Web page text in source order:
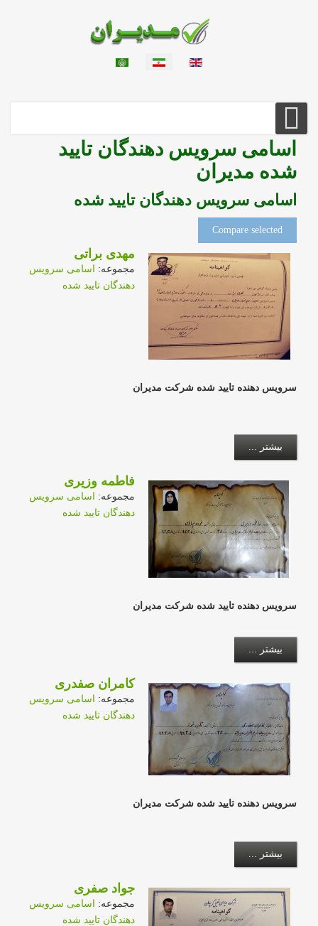
اسامی سرویس دهندگان تایید
شده مدیران
اسامی سرویس دهندگان تایید شده
Compare selected
مهدی براتی
مجموعه:
اسامی سرویس
دهندگان تایید شده
سرویس دهنده تایید شده شرکت مدیران
بیشتر ...
فاطمه وزیری
مجموعه:
اسامی سرویس
دهندگان تایید شده
سرویس دهنده تایید شده شرکت مدیران
بیشتر ...
کامران صفدری
مجموعه:
اسامی سرویس
دهندگان تایید شده
سرویس دهنده تایید شده شرکت مدیران
بیشتر ...
جواد صفری
مجموعه:
اسامی سرویس
دهندگان تایید شده